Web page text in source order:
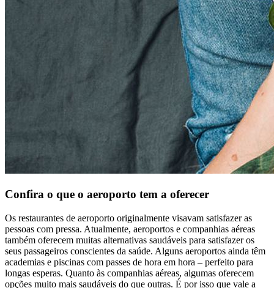
Confira o que o aeroporto tem a oferecer
Os restaurantes de aeroporto originalmente visavam satisfazer as
pessoas com pressa. Atualmente, aeroportos e companhias aéreas
também oferecem muitas alternativas saudáveis ​​para satisfazer os
seus passageiros conscientes da saúde. Alguns aeroportos ainda têm
academias e piscinas com passes de hora em hora – perfeito para
longas esperas. Quanto às companhias aéreas, algumas oferecem
opções muito mais saudáveis ​​do que outras. É por isso que vale a